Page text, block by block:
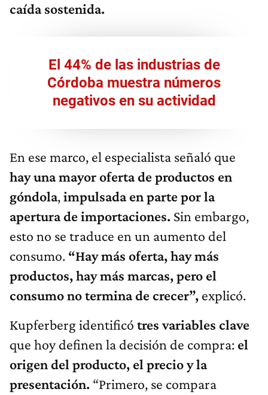
caída sostenida.
El 44% de las industrias de
Córdoba muestra números
negativos en su actividad
En ese marco, el especialista señaló que
hay una mayor oferta de productos en
góndola,impulsada en parte por la
apertura de importaciones. Sin embargo,
esto no se traduce en un aumento del
consumo. “Hay más oferta, hay más
productos, hay más marcas, pero el
consumo no termina de crecer”, explicó.
Kupferberg identificó tres variables clave
que hoy definen la decisión de compra: el
origen del producto, el precio y la
presentación. “Primero, se compara